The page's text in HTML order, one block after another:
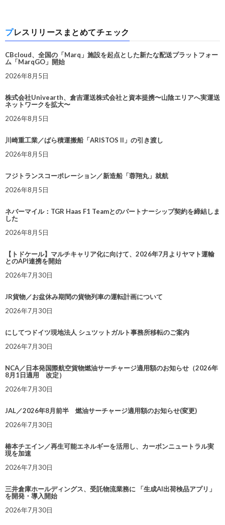
プレスリリースまとめてチェック
CBcloud、全国の「Marq」施設を起点とした新たな配送プラットフォー
ム「MarqGO」開始
2026年8月5日
株式会社Univearth、倉吉運送株式会社と資本提携〜山陰エリアへ実運送
ネットワークを拡大〜
2026年8月5日
川崎重工業／ばら積運搬船「ARISTOS II」の引き渡し
2026年8月5日
フジトランスコーポレーション／新造船「蓉翔丸」就航
2026年8月5日
ネバーマイル：TGR Haas F1 Teamとのパートナーシップ契約を締結しま
した
2026年8月5日
【トドケール】マルチキャリア化に向けて、2026年7月よりヤマト運輸
とのAPI連携を開始
2026年7月30日
JR貨物／お盆休み期間の貨物列車の運転計画について
2026年7月30日
にしてつドイツ現地法人 シュツットガルト事務所移転のご案内
2026年7月30日
NCA／日本発国際航空貨物燃油サーチャージ適用額のお知らせ（2026年
8月1日適用 改定）
2026年7月30日
JAL／2026年8月前半 燃油サーチャージ適用額のお知らせ(変更)
2026年7月30日
椿本チエイン／再生可能エネルギーを活用し、カーボンニュートラル実
現を加速
2026年7月30日
三井倉庫ホールディングス、受託物流業務に 「生成AI出荷検品アプリ」
を開発・導入開始
2026年7月30日